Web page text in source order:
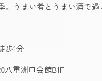
。うまい肴とうまい酒で
歩1分
八重洲口会館B1F